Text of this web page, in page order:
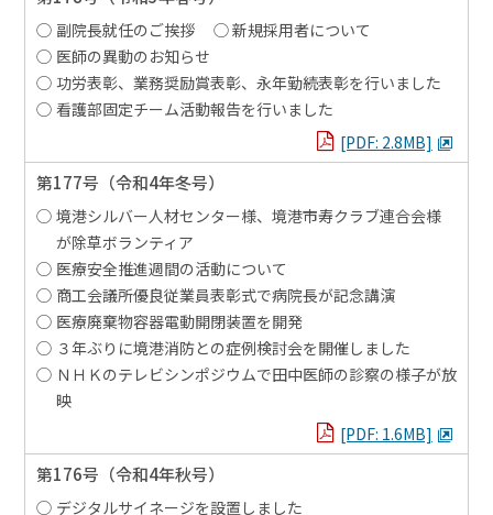
副院長就任のご挨拶
新規採用者について
医師の異動のお知らせ
功労表彰、業務奨励賞表彰、永年勤続表彰を行いました
看護部固定チーム活動報告を行いました
PDFを見る
[PDF: 2.8MB]
第177号 （令和4年冬号）
境港シルバー人材センター様、境港市寿クラブ連合会様
が除草ボランティア
医療安全推進週間の活動について
商工会議所優良従業員表彰式で病院長が記念講演
医療廃棄物容器電動開閉装置を開発
３年ぶりに境港消防との症例検討会を開催しました
ＮＨＫのテレビシンポジウムで田中医師の診察の様子が放
映
PDFを見る
[PDF: 1.6MB]
第176号 （令和4年秋号）
デジタルサイネージを設置しました